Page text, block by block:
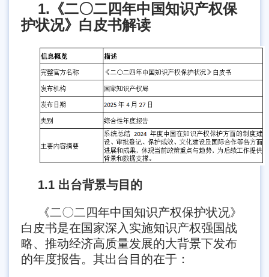
1.《二〇二四年中国知识产权保
护状况》白皮书解读
1.1 出台背景与目的
《二〇二四年中国知识产权保护状况》
白皮书是在国家深入实施知识产权强国战
略、推动经济高质量发展的大背景下发布
的年度报告。其出台目的在于：